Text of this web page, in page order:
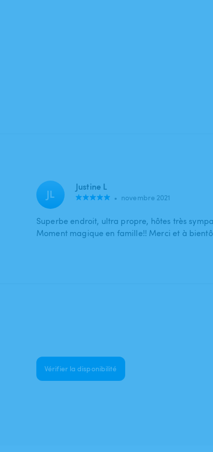
JL Justine L
• novembre 2021
Superbe endroit, ultra propre, hôtes très
Moment magique en famille!! Merci et à
Vérifier la disponibilité